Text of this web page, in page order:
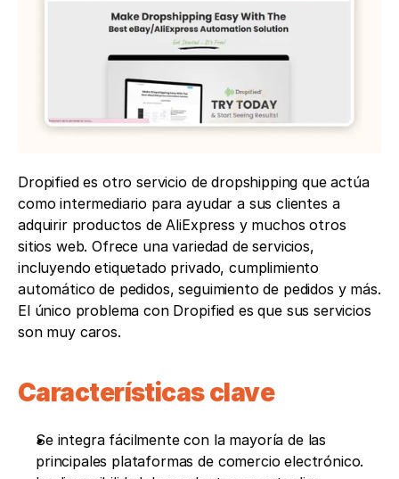
Dropified es otro servicio de dropshipping que actúa
como intermediario para ayudar a sus clientes a
adquirir productos de AliExpress y muchos otros
sitios web. Ofrece una variedad de servicios,
incluyendo etiquetado privado, cumplimiento
automático de pedidos, seguimiento de pedidos y más.
El único problema con Dropified es que sus servicios
son muy caros.
Características clave
Se integra fácilmente con la mayoría de las
principales plataformas de comercio electrónico.